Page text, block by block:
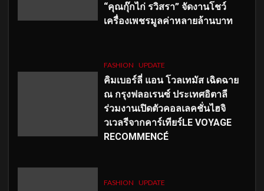
“คุณกุ๊กไก่ รวิสรา” จัดงานโชว์
เครื่องเพชรมูลค่าหลายล้านบาท
FASHION UPDATE
คิมเบอร์ลี่ แอน โวลเทมัส เฉิดฉาย
ณ กรุงฟลอเรนซ์ ประเทศอิตาลี
ร่วมงานเปิดตัวคอลเลคชั่นไฮจิ
วเวลรีจากคาร์เทียร์LE VOYAGE
RECOMMENCÉ
FASHION UPDATE